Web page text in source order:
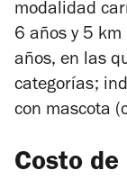
modalidad
6 años y 5
años, en las
categorías;
con mascota
Costo